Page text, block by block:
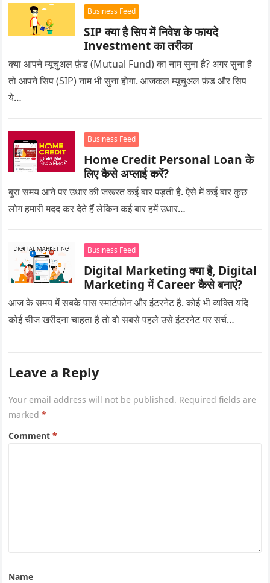
Business Feed
SIP क्या है सिप में निवेश के फायदे
Investment का तरीका
क्या आपने म्यूचुअल फ़ंड (Mutual Fund) का नाम सुना है? अगर सुना है
तो आपने सिप (SIP) नाम भी सुना होगा. आजकल म्यूचुअल फ़ंड और सिप
ये…
Business Feed
Home Credit Personal Loan के
लिए कैसे अप्लाई करें?
बुरा समय आने पर उधार की जरूरत कई बार पड़ती है. ऐसे में कई बार कुछ
लोग हमारी मदद कर देते हैं लेकिन कई बार हमें उधार…
Business Feed
Digital Marketing क्या है, Digital
Marketing में Career कैसे बनाएं?
आज के समय में सबके पास स्मार्टफोन और इंटरनेट है. कोई भी व्यक्ति यदि
कोई चीज खरीदना चाहता है तो वो सबसे पहले उसे इंटरनेट पर सर्च…
Leave a Reply
Your email address will not be published. Required fields are
marked*
Comment*
Name